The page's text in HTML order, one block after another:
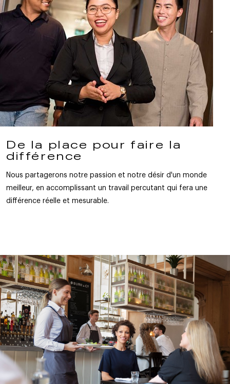
De la place pour faire la
différence
Nous partagerons notre passion et notre désir d'un monde
meilleur, en accomplissant un travail percutant qui fera une
différence réelle et mesurable.